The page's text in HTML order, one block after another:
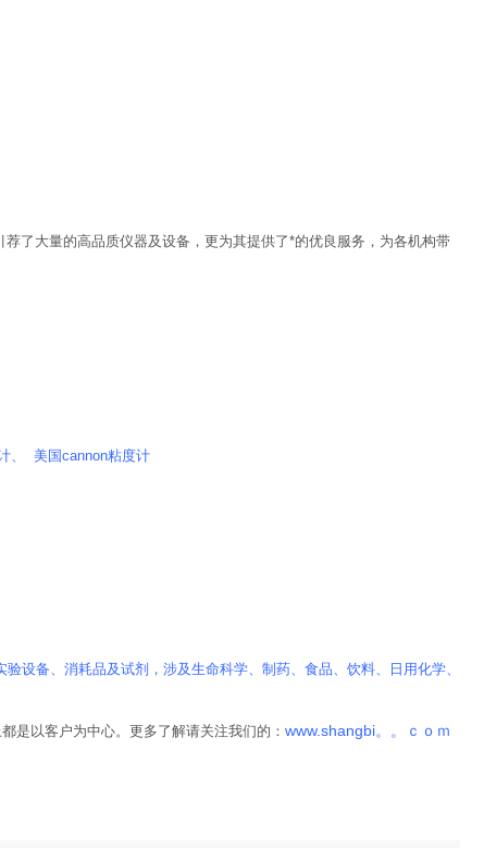
了大量的高品质仪器及设备，更为其提供了*的优良服务，为各机构带
、 美国cannon粘度计
设备、消耗品及试剂，涉及生命科学、制药、食品、饮料、日用化学、
是以客户为中心。更多了解请关注我们的： www.shangbi。。ｃｏｍ